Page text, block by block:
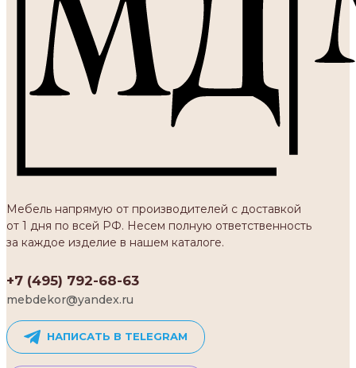
Мебель напрямую от производителей с доставкой
от 1 дня по всей РФ. Несем полную ответственность
за каждое изделие в нашем каталоге.
+7 (495) 792-68-63
mebdekor@yandex.ru
НАПИСАТЬ В TELEGRAM